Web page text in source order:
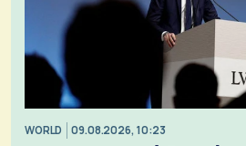
WORLD 09.08.2026, 10:23